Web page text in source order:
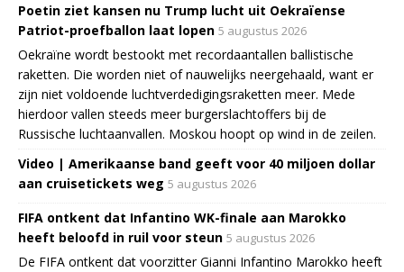
Poetin ziet kansen nu Trump lucht uit Oekraïense
Patriot-proefballon laat lopen 5 augustus 2026
Oekraïne wordt bestookt met recordaantallen ballistische
raketten. Die worden niet of nauwelijks neergehaald, want er
zijn niet voldoende luchtverdedigingsraketten meer. Mede
hierdoor vallen steeds meer burgerslachtoffers bij de
Russische luchtaanvallen. Moskou hoopt op wind in de zeilen.
Video | Amerikaanse band geeft voor 40 miljoen dollar
aan cruisetickets weg 5 augustus 2026
FIFA ontkent dat Infantino WK-finale aan Marokko
heeft beloofd in ruil voor steun 5 augustus 2026
De FIFA ontkent dat voorzitter Gianni Infantino Marokko heeft